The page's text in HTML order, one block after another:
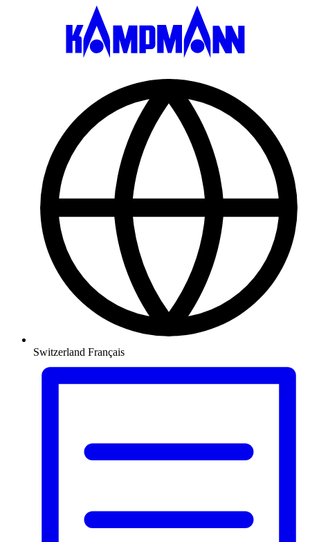
Switzerland Français